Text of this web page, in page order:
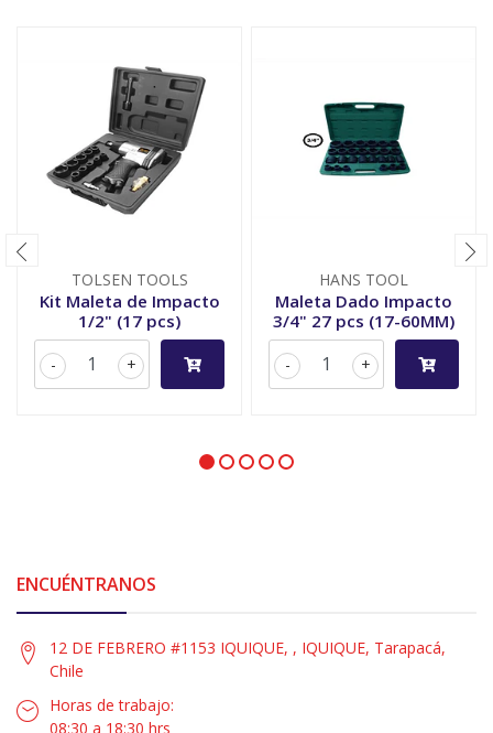
TOLSEN TOOLS
Kit Maleta de Impacto
1/2" (17 pcs)
+
-
HANS TOOL
Maleta Dado Impacto
3/4" 27 pcs (17-60MM)
+
-
ENCUÉNTRANOS
12 DE FEBRERO #1153 IQUIQUE, , IQUIQUE, Tarapacá,
Chile
Horas de trabajo:
08:30 a 18:30 hrs